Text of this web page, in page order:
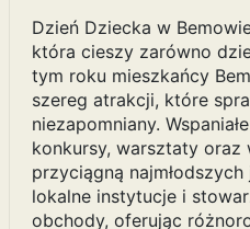
Dzień Dziecka w
która cieszy zarówno
tym roku mieszkańcy
szereg atrakcji, które
niezapomniany.
konkursy, warsztaty
przyciągną
lokalne instytucje i
obchody, oferując